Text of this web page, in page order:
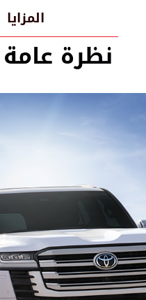
المزايا
نظرة